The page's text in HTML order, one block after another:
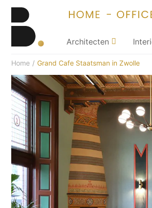
Architecten
Home / Grand Cafe Staatsman in Zwolle